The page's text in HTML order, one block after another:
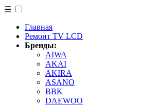
☰
Главная
Ремонт TV LCD
Бренды:
AIWA
AKAI
AKIRA
ASANO
BBK
DAEWOO